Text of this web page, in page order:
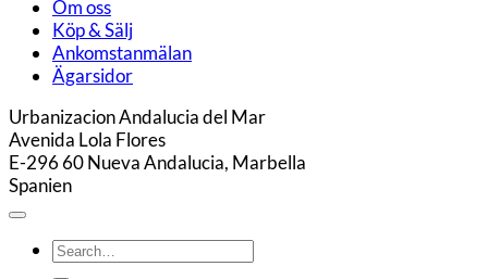
Om oss
Köp & Sälj
Ankomstanmälan
Ägarsidor
Urbanizacion Andalucia del Mar
Avenida Lola Flores
E-296 60 Nueva Andalucia, Marbella
Spanien